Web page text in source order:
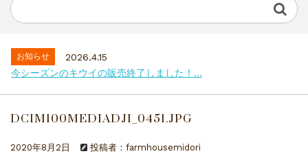
お知らせ
2026.4.15
今シーズンのキウイの販売終了しました！...
DCIM100MEDIADJI_0451.JPG
2020年8月2日 投稿者：farmhousemidori